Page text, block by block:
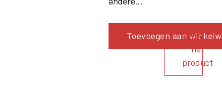
Toevoegen aanBekijk
het
product